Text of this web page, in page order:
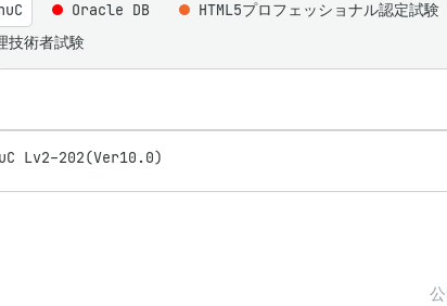
Oracle DB HTML5プロフェッショナル認定試験
技術者試験
Lv2-202(Ver10.0)